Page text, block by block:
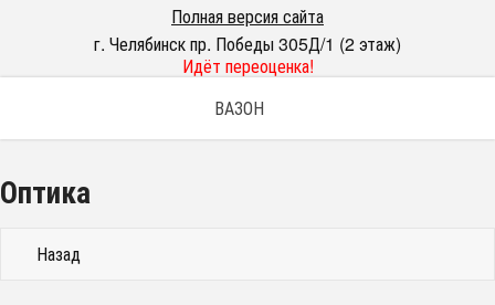
Полная версия сайта
г. Челябинск пр. Победы 305Д/1 (2 этаж)
Идёт переоценка!
ВАЗОН
Оптика
Назад